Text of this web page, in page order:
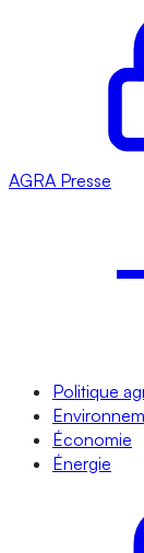
AGRA Presse
Politique
Économie
Énergie